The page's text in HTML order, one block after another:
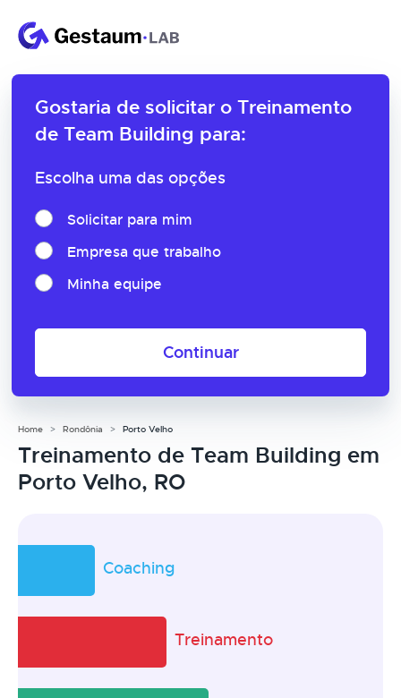
Gostaria de solicitar o Treinamento
de Team Building para:
Escolha uma das opções
Solicitar para mim
Empresa que trabalho
Minha equipe
Continuar
Home Rondônia Porto Velho
Treinamento de Team Building em
Porto Velho, RO